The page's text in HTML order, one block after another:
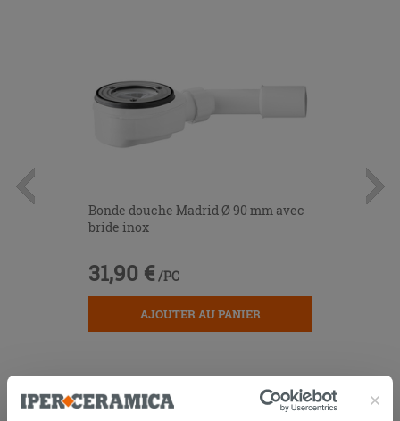
Bonde douche Madrid Ø 90 mm avec
bride inox
31,90 € /PC
AJOUTER AU PANIER